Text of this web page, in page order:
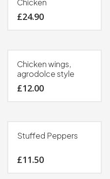
Chicken
£24.90
Chicken wings,
agrodolce style
£12.00
Stuffed Peppers
£11.50